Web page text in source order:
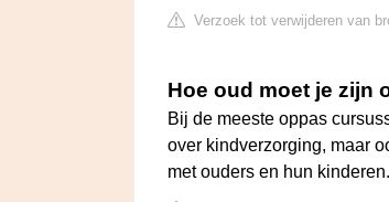
Verzoek tot verwijderen van
Hoe oud moet je zijn
Bij de meeste oppas
over kindverzorging, maar
met ouders en hun kinderen.